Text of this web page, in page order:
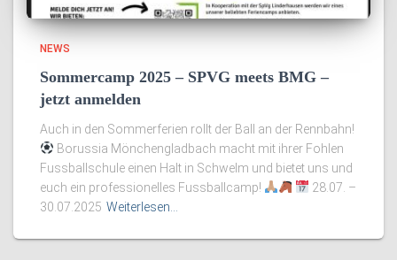
NEWS
Sommercamp 2025 – SPVG meets BMG –
jetzt anmelden
Auch in den Sommerferien rollt der Ball an der Rennbahn!
Borussia Mönchengladbach macht mit ihrer Fohlen
Fussballschule einen Halt in Schwelm und bietet uns und
euch ein professionelles Fussballcamp!
28.07. –
30.07.2025 Weiterlesen…